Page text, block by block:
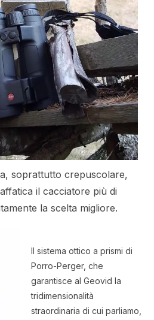
soprattutto crepuscolare,
il cacciatore più di
la scelta migliore.
Il sistema ottico a prismi di
Porro-Perger, che
garantisce al Geovid la
tridimensionalità
straordinaria di cui parliamo,